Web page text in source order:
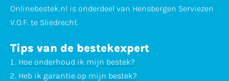
Onlinebestek.nl is onderdeel van Hensbergen Serviezen
V.O.F. te Sliedrecht.
Tips van de bestekexpert
Hoe onderhoud ik mijn bestek?
Heb ik garantie op mijn bestek?